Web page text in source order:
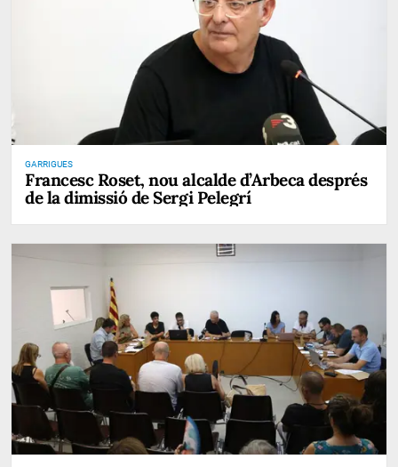
GARRIGUES
Francesc Roset, nou alcalde d’Arbeca després
de la dimissió de Sergi Pelegrí